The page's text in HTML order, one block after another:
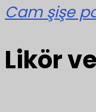
Cam şişe
Likör